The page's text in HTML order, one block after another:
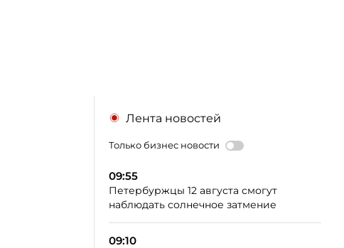
Лента новостей
Только бизнес новости
09:55
Петербуржцы 12 августа смогут
наблюдать солнечное затмение
09:10